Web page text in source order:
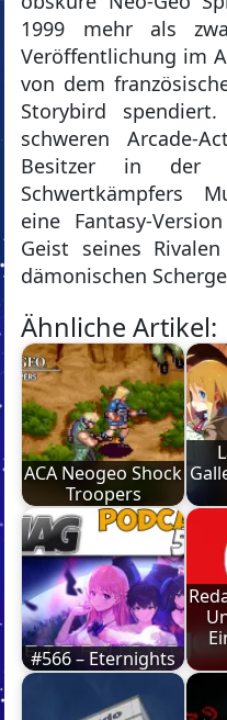
1999 mehr als
Veröffentlichung im
von dem
Storybird
schweren Arcade-
Besitzer in der
Schwertkämpfers
eine Fantasy-
Geist seines
dämonischen
Ähnliche Artikel:
ACA Neogeo Shock
Troopers
#566 – Eternights